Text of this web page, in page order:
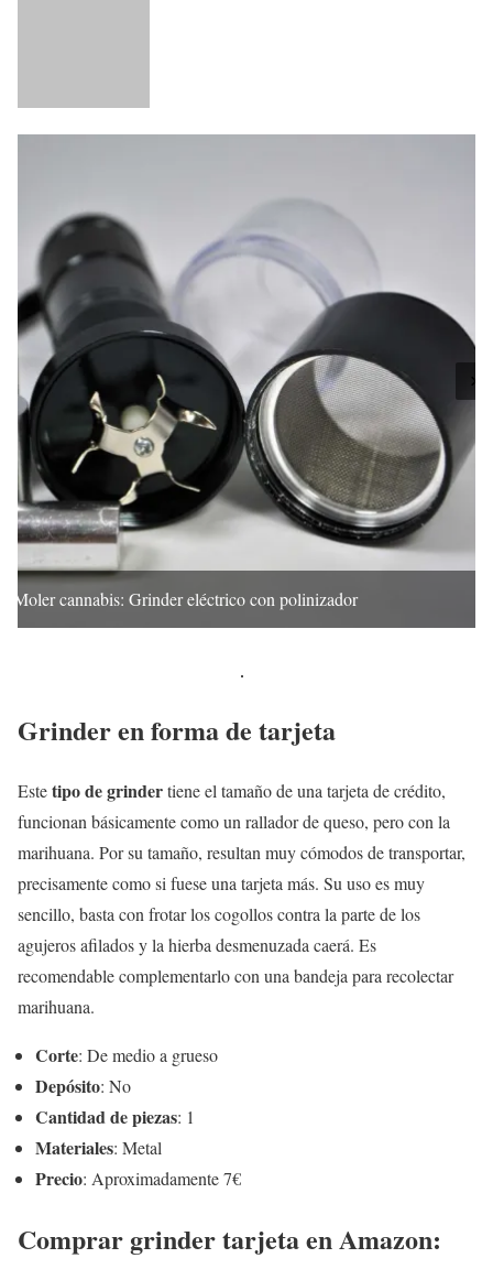
Moler cannabis: Grinder eléctrico con polinizador
Grinder en forma de tarjeta
Estetipo de grindertiene el tamaño de una tarjeta de crédito,
funcionan básicamente como un rallador de queso, pero con la
marihuana. Por su tamaño, resultan muy cómodos de transportar,
precisamente como si fuese una tarjeta más. Su uso es muy
sencillo, basta con frotar los cogollos contra la parte de los
agujeros afilados y la hierba desmenuzada caerá. Es
recomendable complementarlo con una bandeja para recolectar
marihuana.
Corte: De medio a grueso
Depósito: No
Cantidad de piezas: 1
Materiales: Metal
Precio: Aproximadamente 7€
Comprar grinder tarjeta en Amazon: